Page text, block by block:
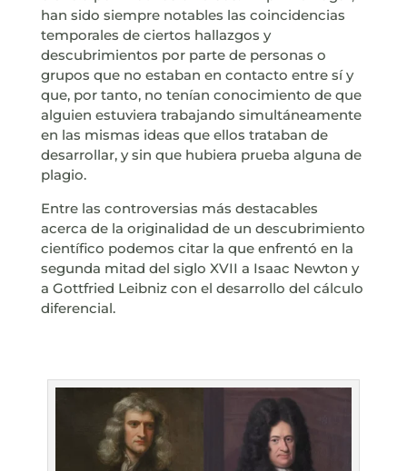
han sido siempre notables las coincidencias
temporales de ciertos hallazgos y
descubrimientos por parte de personas o
grupos que no estaban en contacto entre sí y
que, por tanto, no tenían conocimiento de que
alguien estuviera trabajando simultáneamente
en las mismas ideas que ellos trataban de
desarrollar, y sin que hubiera prueba alguna de
plagio.
Entre las controversias más destacables
acerca de la originalidad de un descubrimiento
científico podemos citar la que enfrentó en la
segunda mitad del siglo XVII a Isaac Newton y
a Gottfried Leibniz con el desarrollo del cálculo
diferencial.